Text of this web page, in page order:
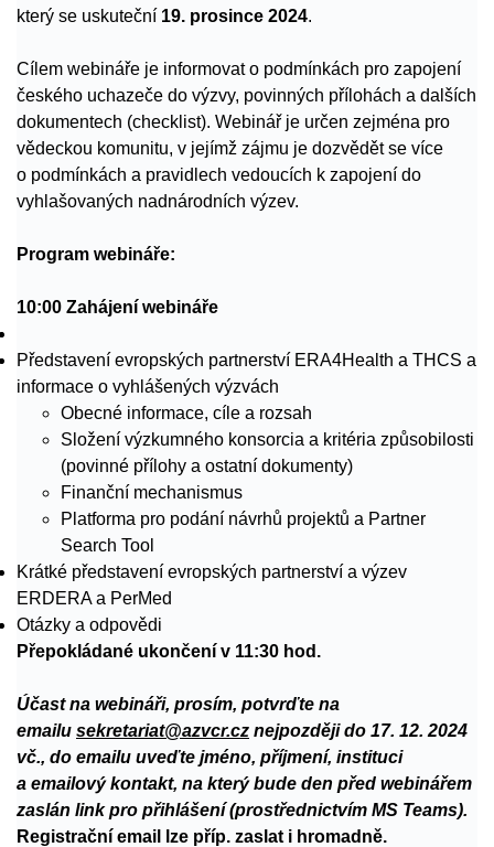
který se uskuteční 19. prosince 2024.
Cílem webináře je informovat o podmínkách pro zapojení
českého uchazeče do výzvy, povinných přílohách a dalších
dokumentech (checklist). Webinář je určen zejména pro
vědeckou komunitu, v jejímž zájmu je dozvědět se více
o podmínkách a pravidlech vedoucích k zapojení do
vyhlašovaných nadnárodních výzev.
Program webináře:
10:00 Zahájení webináře
Představení evropských partnerství ERA4Health a THCS a
informace o vyhlášených výzvách
Obecné informace, cíle a rozsah
Složení výzkumného konsorcia a kritéria způsobilosti
(povinné přílohy a ostatní dokumenty)
Finanční mechanismus
Platforma pro podání návrhů projektů a Partner
Search Tool
Krátké představení evropských partnerství a výzev
ERDERA a PerMed
Otázky a odpovědi
Přepokládané ukončení v 11:30 hod.
Účast na webináři, prosím, potvrďte na
emailu sekretariat@azvcr.cz nejpozději do 17. 12. 2024
vč., do emailu uveďte jméno, příjmení, instituci
a emailový kontakt, na který bude den před webinářem
zaslán link pro přihlášení (prostřednictvím MS Teams).
Registrační email lze příp. zaslat i hromadně.